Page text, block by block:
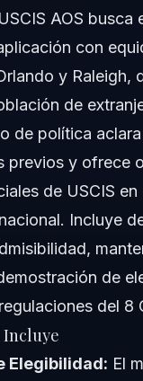
AOS busca
con
y Raleigh,
de
de política
previos y ofrece
de USCIS
Incluye
de
del 8
Incluye
Elegibilidad: El